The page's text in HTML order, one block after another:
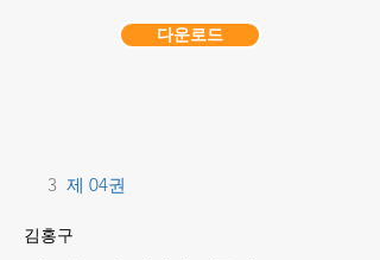
다운로드
3 제 04권
김홍구